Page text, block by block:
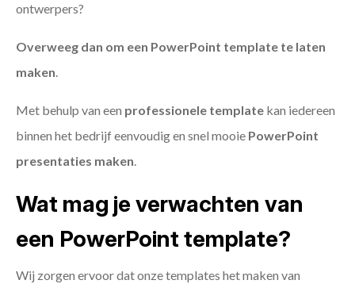
ontwerpers?
Overweeg dan om een PowerPoint template te laten
maken.
Met behulp van een professionele template kan iedereen
binnen het bedrijf eenvoudig en snel mooie PowerPoint
presentaties maken.
Wat mag je verwachten van
een PowerPoint template?
Wij zorgen ervoor dat onze templates het maken van